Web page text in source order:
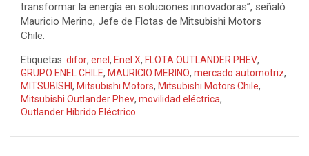
transformar la energía en soluciones innovadoras”, señaló
Mauricio Merino, Jefe de Flotas de Mitsubishi Motors
Chile.
Etiquetas: difor, enel , Enel X, FLOTA OUTLANDER PHEV,
GRUPO ENEL CHILE, MAURICIO MERINO, mercado automotriz,
MITSUBISHI , Mitsubishi Motors, Mitsubishi Motors Chile,
Mitsubishi Outlander Phev, movilidad eléctrica,
Outlander Híbrido Eléctrico